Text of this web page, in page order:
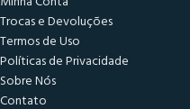
Trocas e Devoluções
Termos de Uso
Políticas de Privacidade
Sobre Nós
Contato